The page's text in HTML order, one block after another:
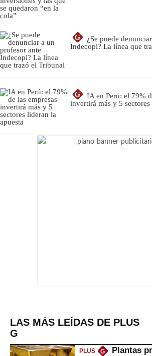
G
¿Se puede
Indecopi? La línea que
G
IA en Perú: el 79%
invertirá más y 5 sectores
LAS MÁS LEÍDAS DE PLUS
G
PLUS G
Plantas